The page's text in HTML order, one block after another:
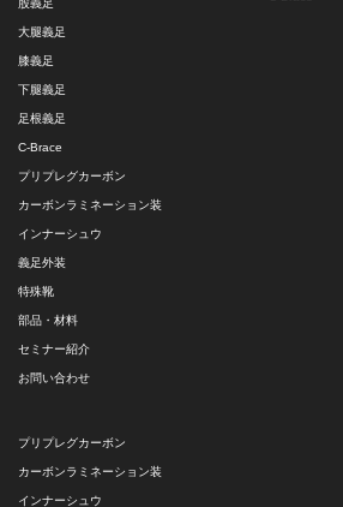
股義足
大腿義足
膝義足
下腿義足
足根義足
C-Brace
プリプレグカーボン
カーボンラミネーション装
インナーシュウ
義足外装
特殊靴
部品・材料
セミナー紹介
お問い合わせ
プリプレグカーボン
カーボンラミネーション装
インナーシュウ